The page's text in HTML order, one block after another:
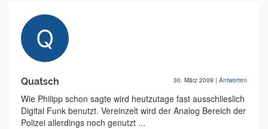
Quatsch 30. März 2009 | Antworten
Wie Philipp schon sagte wird heutzutage fast ausschlieslich
Digital Funk benutzt. Vereinzelt wird der Analog Bereich der
Polizei allerdings noch genutzt ...